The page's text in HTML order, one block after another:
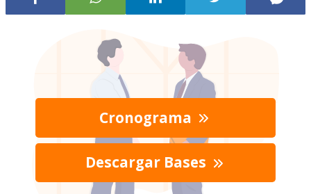
Cronograma
Descargar Bases